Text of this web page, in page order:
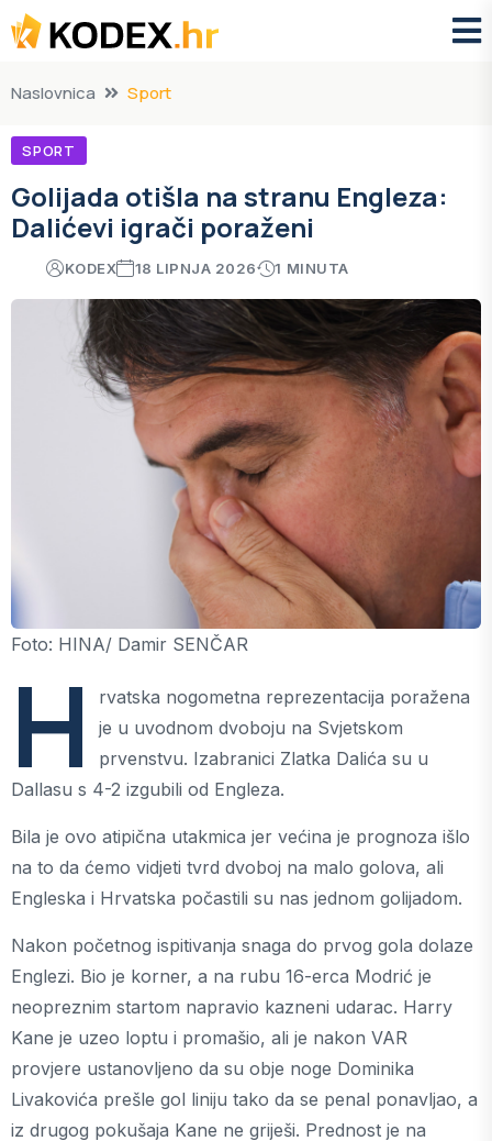
Naslovnica Sport
SPORT
Golijada otišla na stranu Engleza:
Dalićevi igrači poraženi
KODEX 18 LIPNJA 2026 1 MINUTA
Foto: HINA/ Damir SENČAR
H
rvatska nogometna reprezentacija poražena
je u uvodnom dvoboju na Svjetskom
prvenstvu. Izabranici Zlatka Dalića su u
Dallasu s 4-2 izgubili od Engleza.
Bila je ovo atipična utakmica jer većina je prognoza išlo
na to da ćemo vidjeti tvrd dvoboj na malo golova, ali
Engleska i Hrvatska počastili su nas jednom golijadom.
Nakon početnog ispitivanja snaga do prvog gola dolaze
Englezi. Bio je korner, a na rubu 16-erca Modrić je
neopreznim startom napravio kazneni udarac. Harry
Kane je uzeo loptu i promašio, ali je nakon VAR
provjere ustanovljeno da su obje noge Dominika
Livakovića prešle gol liniju tako da se penal ponavljao, a
iz drugog pokušaja Kane ne griješi. Prednost je na